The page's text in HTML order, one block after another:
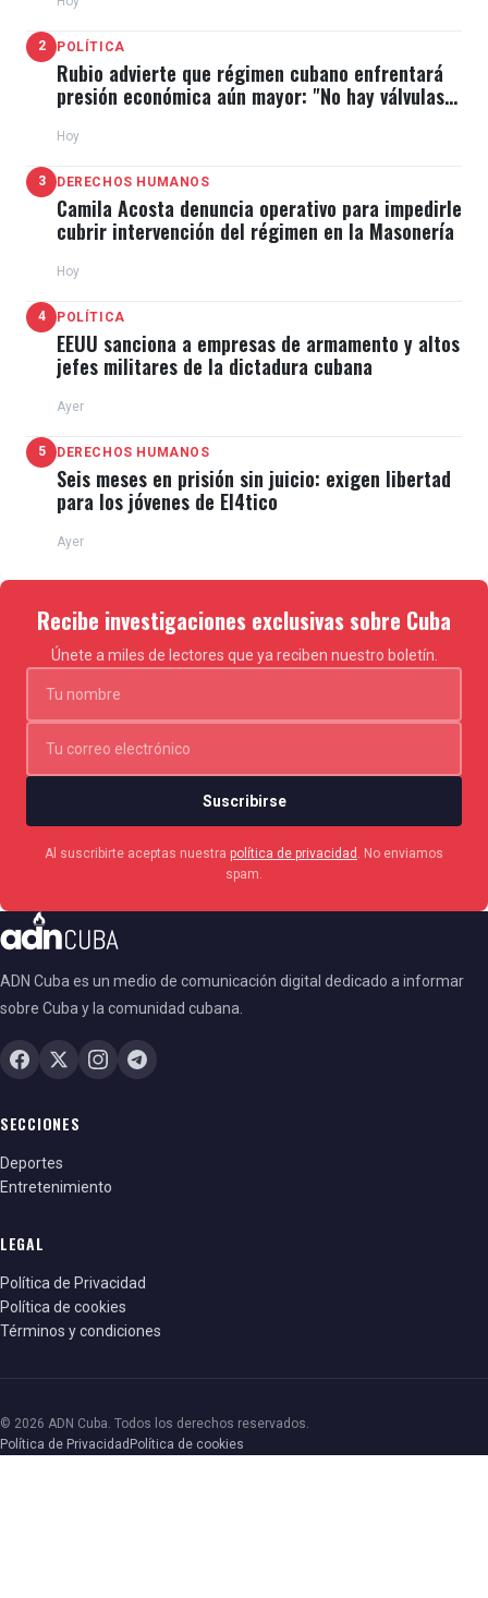
2 POLÍTICA
Rubio advierte que régimen cubano enfrentará
presión económica aún mayor: "No hay válvulas
Hoy
3 DERECHOS HUMANOS
Camila Acosta denuncia operativo para impedirle
cubrir intervención del régimen en la Masonería
Hoy
4 POLÍTICA
EEUU sanciona a empresas de armamento y altos
jefes militares de la dictadura cubana
Ayer
5 DERECHOS HUMANOS
Seis meses en prisión sin juicio: exigen libertad
para los jóvenes de El4tico
Ayer
Recibe investigaciones exclusivas sobre Cuba
Únete a miles de lectores que ya reciben nuestro boletín.
Suscribirse
Al suscribirte aceptas nuestra política de privacidad
. No enviamos
spam.
ADN Cuba es un medio de comunicación digital dedicado a informar
sobre Cuba y la comunidad cubana.
SECCIONES
Deportes
Entretenimiento
LEGAL
Política de Privacidad
Política de cookies
Términos y condiciones
© 2026 ADN Cuba. Todos los derechos reservados.
Política de Privacidad Política de cookies